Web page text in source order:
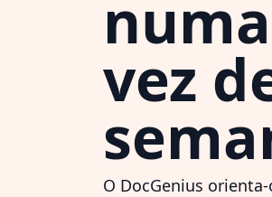
vez
O DocGenius